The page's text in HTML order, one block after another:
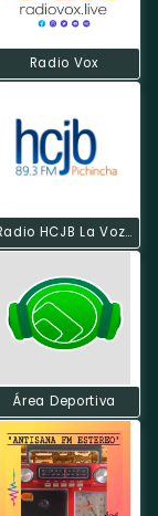
Radio Vox
Radio HCJB La Voz De Los Andes
Área Deportiva